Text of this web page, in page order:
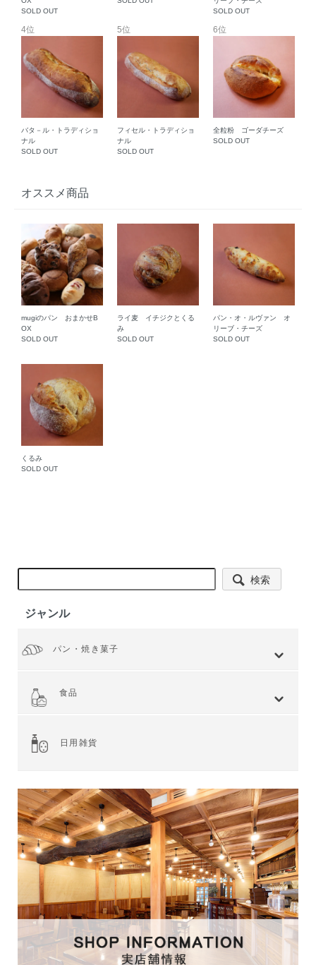
SOLD OUT
SOLD OUT
4位
バタ－ル・トラディショ
ナル
SOLD OUT
5位
フィセル・トラディショ
ナル
SOLD OUT
6位
全粒粉 ゴーダチーズ
SOLD OUT
オススメ商品
mugiのパン おまかせB
OX
SOLD OUT
ライ麦 イチジクとくる
み
SOLD OUT
パン・オ・ルヴァン オ
リーブ・チーズ
SOLD OUT
くるみ
SOLD OUT
検索
ジャンル
パン・焼き菓子
食品
日用雑貨